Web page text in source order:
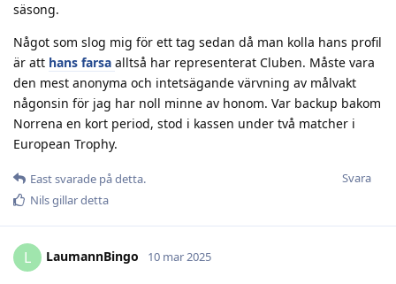
säsong.
Något som slog mig för ett tag sedan då man kolla hans profil
är att hans farsa alltså har representerat Cluben. Måste vara
den mest anonyma och intetsägande värvning av målvakt
någonsin för jag har noll minne av honom. Var backup bakom
Norrena en kort period, stod i kassen under två matcher i
European Trophy.
Svara
Eastsvarade på detta.
Nilsgillar detta
L LaumannBingo 10 mar 2025